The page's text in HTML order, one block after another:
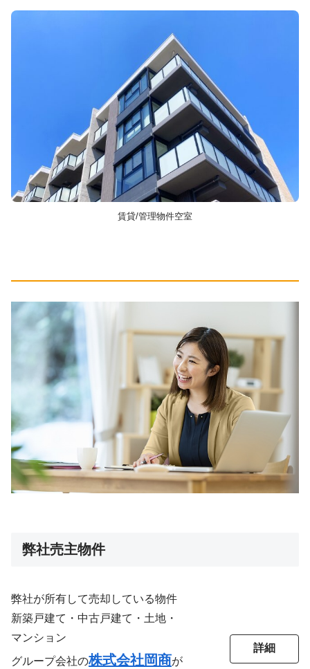
賃貸/管理物件空室
弊社売主物件
弊社が所有して売却している物件
新築戸建て・中古戸建て・土地・
マンション
グループ会社の株式会社岡商が
詳細